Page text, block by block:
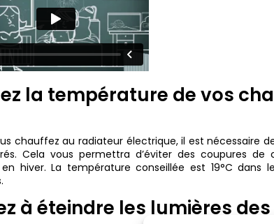
la température de vos
chauffez au radiateur électrique, il est nécessaire
Cela vous permettra d’éviter des coupures de
en hiver. La température conseillée est 19°C
à éteindre les lumières